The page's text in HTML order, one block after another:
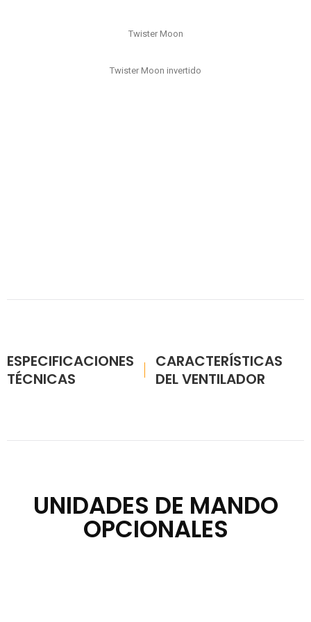
Twister Moon
Twister Moon invertido
ESPECIFICACIONES
TÉCNICAS
CARACTERÍSTICAS
DEL VENTILADOR
UNIDADES DE MANDO
OPCIONALES